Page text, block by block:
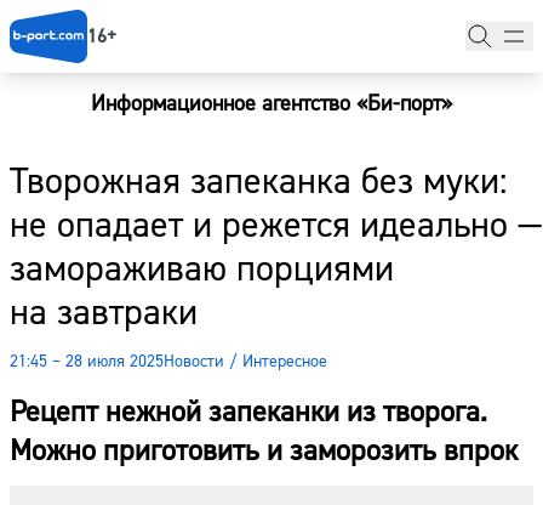
16+
Информационное агентство «Би-порт»
Творожная запеканка без муки:
не опадает и режется идеально —
замораживаю порциями
на завтраки
21:45 – 28 июля 2025Новости / Интересное
Рецепт нежной запеканки из творога.
Можно приготовить и заморозить впрок
Новости
Наши гости
Фоторепортажи
Погода
Курсы валют